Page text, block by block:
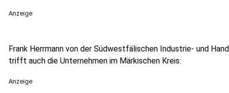
Anzeige
Frank Herrmann von der Südwestfälischen Industrie- und
trifft auch die Unternehmen im Märkischen Kreis:
Anzeige